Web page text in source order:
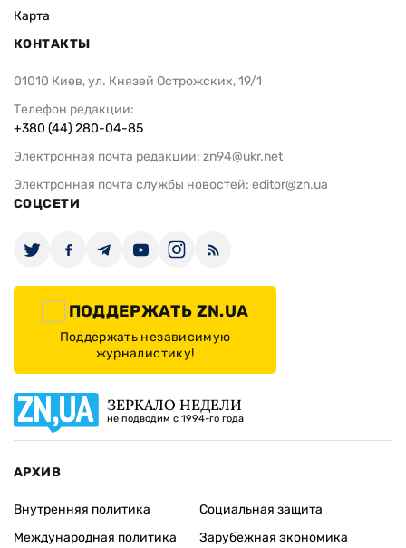
Карта
КОНТАКТЫ
01010 Киев, ул. Князей Острожских, 19/1
Телефон редакции:
+380 (44) 280-04-85
Электронная почта редакции: zn94@ukr.net
Электронная почта службы новостей: editor@zn.ua
СОЦСЕТИ
ПОДДЕРЖАТЬ ZN.UA
Поддержать независимую
журналистику!
ЗЕРКАЛО НЕДЕЛИ
не подводим с 1994-го года
АРХИВ
Внутренняя политика
Международная политика
Социальная защита
Зарубежная экономика